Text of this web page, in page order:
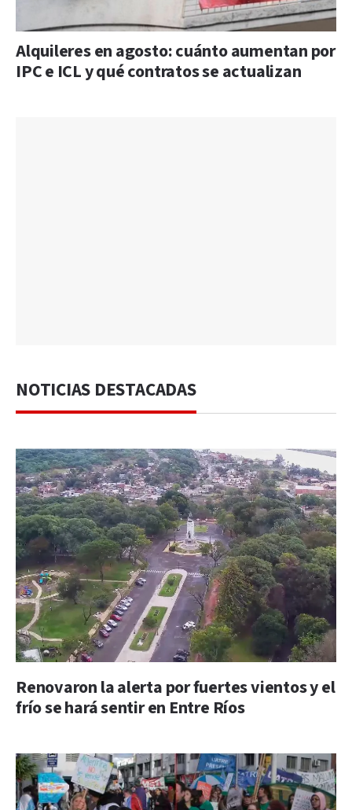
Alquileres en agosto: cuánto aumentan por
IPC e ICL y qué contratos se actualizan
NOTICIAS DESTACADAS
Renovaron la alerta por fuertes vientos y el
frío se hará sentir en Entre Ríos